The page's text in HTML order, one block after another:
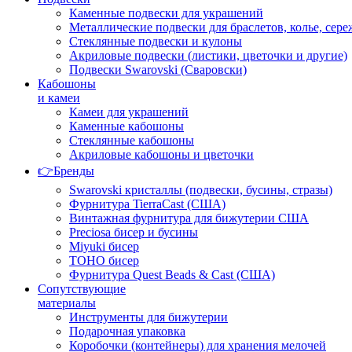
Каменные подвески для украшений
Металлические подвески для браслетов, колье,
Стеклянные подвески и кулоны
Акриловые подвески (листики, цветочки и другие)
Подвески Swarovski (Сваровски)
Кабошоны
и камеи
Камеи для украшений
Каменные кабошоны
Стеклянные кабошоны
Акриловые кабошоны и цветочки
👉Бренды
Swarovski кристаллы (подвески, бусины, стразы)
Фурнитура TierraCast (США)
Винтажная фурнитура для бижутерии США
Preciosa бисер и бусины
Miyuki бисер
TOHO бисер
Фурнитура Quest Beads & Cast (США)
Сопутствующие
материалы
Инструменты для бижутерии
Подарочная упаковка
Коробочки (контейнеры) для хранения мелочей